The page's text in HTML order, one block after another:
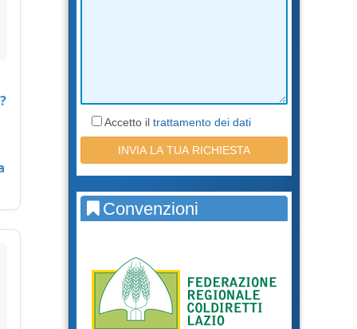
Accetto il trattamento dei dati
Convenzioni